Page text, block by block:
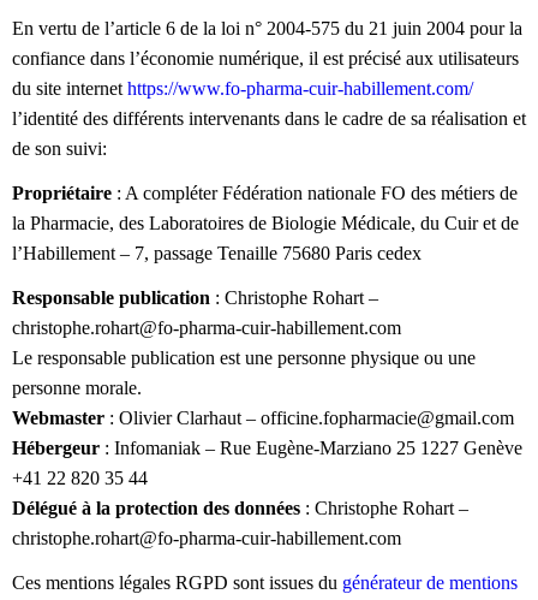
En vertu de l’article 6 de la loi n° 2004-575 du 21 juin 2004 pour la
confiance dans l’économie numérique, il est précisé aux utilisateurs
du site internet https://www.fo-pharma-cuir-habillement.com/
l’identité des différents intervenants dans le cadre de sa réalisation et
de son suivi:
Propriétaire : A compléter Fédération nationale FO des métiers de
la Pharmacie, des Laboratoires de Biologie Médicale, du Cuir et de
l’Habillement – 7, passage Tenaille 75680 Paris cedex
Responsable publication : Christophe Rohart –
christophe.rohart@fo-pharma-cuir-habillement.com
Le responsable publication est une personne physique ou une
personne morale.
Webmaster : Olivier Clarhaut – officine.fopharmacie@gmail.com
Hébergeur : Infomaniak – Rue Eugène-Marziano 25 1227 Genève
+41 22 820 35 44
Délégué à la protection des données : Christophe Rohart –
christophe.rohart@fo-pharma-cuir-habillement.com
Ces mentions légales RGPD sont issues du générateur de mentions